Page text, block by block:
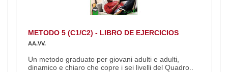
METODO 5 (C1/C2) - LIBRO DE EJERCICIOS
AA.VV.
Un metodo graduato per giovani adulti e adulti,
dinamico e chiaro che copre i sei livelli del Quadro..